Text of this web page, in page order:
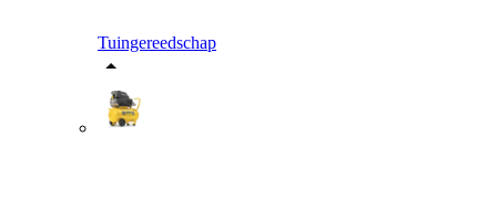
Tuingereedschap